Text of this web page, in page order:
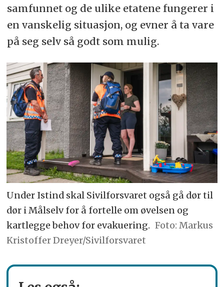
samfunnet og de ulike etatene fungerer i
en vanskelig situasjon, og evner å ta vare
på seg selv så godt som mulig.
Under Istind skal Sivilforsvaret også gå dør til
dør i Målselv for å fortelle om øvelsen og
kartlegge behov for evakuering.
Markus
Kristoffer Dreyer/Sivilforsvaret